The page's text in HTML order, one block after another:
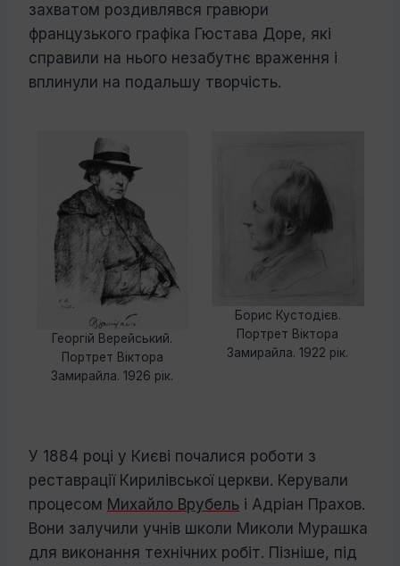
захватом роздивлявся гравюри
французького графіка Гюстава Доре, які
справили на нього незабутнє враження і
вплинули на подальшу творчість.
Георгій Верейський.
Портрет Віктора
Замирайла. 1926 рік.
Борис Кустодієв.
Портрет Віктора
Замирайла. 1922 рік.
У 1884 році у Києві почалися роботи з
реставрації Кирилівської церкви. Керували
процесом Михайло Врубель і Адріан Прахов.
Вони залучили учнів школи Миколи Мурашка
для виконання технічних робіт. Пізніше, під